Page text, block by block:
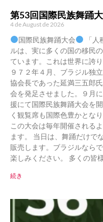
第53回国際民族舞踊
4 de August de 2026
国際民族舞踊大会
「
ルは、実に多くの国の移民
ています。これは世界に誇
９７２年４月、ブラジル独
協会長であった延満三五郎
会を発足させました。９月
援にて国際民族舞踊大会を
く観覧席も国際色豊かとな
この大会は毎年開催される
ます。 当日は、舞踊だけで
販売します。ブラジルなら
楽しみください。 多くの皆
続き